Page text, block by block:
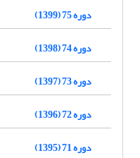
دوره 75 (1399)
دوره 74 (1398)
دوره 73 (1397)
دوره 72 (1396)
دوره 71 (1395)